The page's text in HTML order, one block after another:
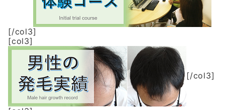
[/col3]
[col3]
[/col3]